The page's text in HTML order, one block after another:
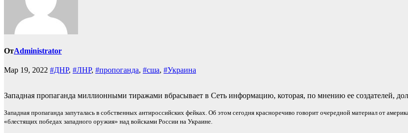
ОтAdministrator
Мар 19, 2022 #ДНР, #ЛНР, #пропоганда, #сша, #Украина
Западная пропаганда миллионными тиражами вбрасывает в Сеть информацию, которая, по мнению ее создателей,
Западная пропаганда запуталась в собственных антироссийских фейках. Об этом сегодня красноречиво говорит очередной материал от
«блестящих победах западного оружия» над войсками России на Украине.